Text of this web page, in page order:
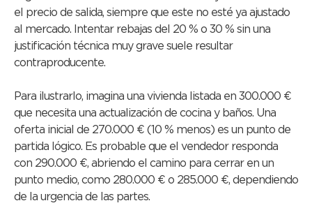
el precio de salida, siempre que este no esté ya ajustado
al mercado. Intentar rebajas del 20 % o 30 % sin una
justificación técnica muy grave suele resultar
contraproducente.
Para ilustrarlo, imagina una vivienda listada en 300.000 €
que necesita una actualización de cocina y baños. Una
oferta inicial de 270.000 € (10 % menos) es un punto de
partida lógico. Es probable que el vendedor responda
con 290.000 €, abriendo el camino para cerrar en un
punto medio, como 280.000 € o 285.000 €, dependiendo
de la urgencia de las partes.